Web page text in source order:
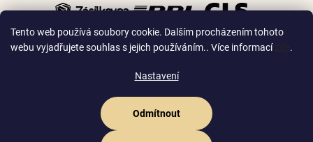
Tento web používá soubory cookie. Dalším procházením tohoto
webu vyjadřujete souhlas s jejich používáním.. Více informací
.
Nastavení
Odmítnout
Česko🇸🇰
Vytvořil Shoptet Premium